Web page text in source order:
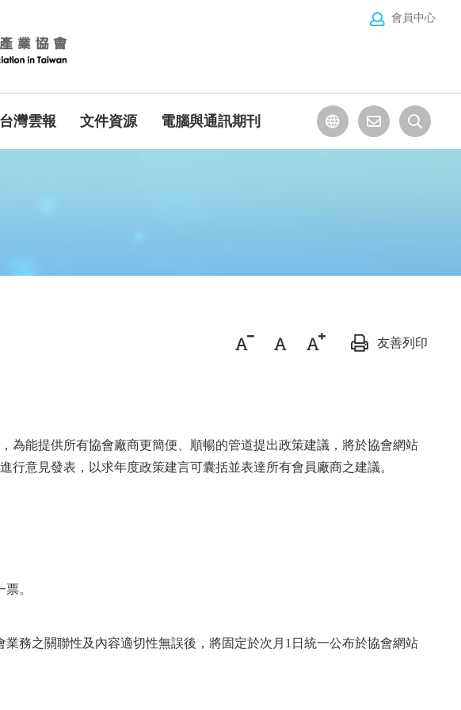
會員中心
台灣雲報 文件資源 電腦與通訊期刊
友善列印
為能提供所有協會廠商更簡便、順暢的管道提出政策建議，將於協會網站
意見發表，以求年度政策建言可囊括並表達所有會員廠商之建議。
。
務之關聯性及內容適切性無誤後，將固定於次月1日統一公布於協會網站